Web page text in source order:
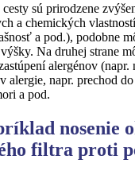
sú prirodzene
a chemických
a pod.), podobne
Na druhej strane
alergénov (napr.
alergie, napr. prechod
a pod.
nosenie
ho filtra proti